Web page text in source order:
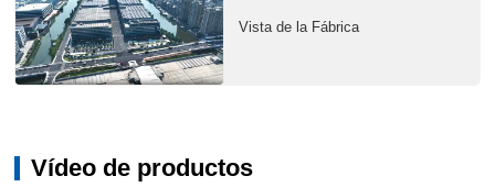
Vista de la Fábrica
Vídeo de productos